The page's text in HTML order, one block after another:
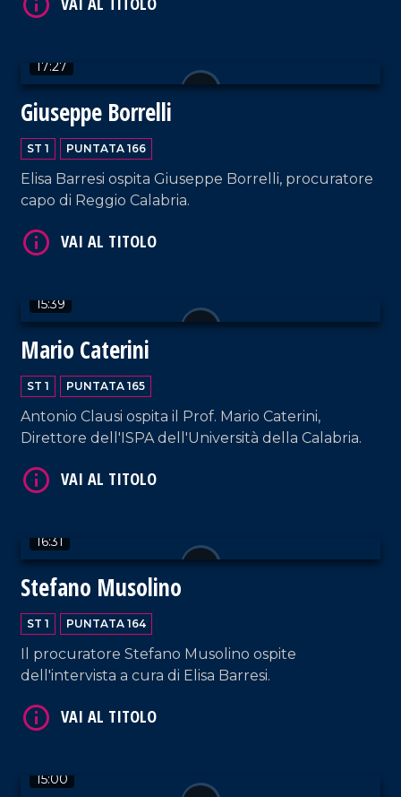
17:27
Giuseppe Borrelli
ST 1 PUNTATA 166
Elisa Barresi ospita Giuseppe Borrelli, procuratore
capo di Reggio Calabria.
15:39
Mario Caterini
ST 1 PUNTATA 165
Antonio Clausi ospita il Prof. Mario Caterini,
Direttore dell'ISPA dell'Università della Calabria.
16:31
Stefano Musolino
ST 1 PUNTATA 164
Il procuratore Stefano Musolino ospite
dell'intervista a cura di Elisa Barresi.
15:00
VAI AL TITOLO
VAI AL TITOLO